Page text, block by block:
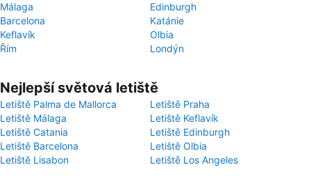
Málaga
Edinburgh
Barcelona
Katánie
Keflavík
Olbia
Řím
Londýn
Nejlepší světová letiště
Letiště Palma de Mallorca
Letiště Praha
Letiště Málaga
Letiště Keflavík
Letiště Catania
Letiště Edinburgh
Letiště Barcelona
Letiště Olbia
Letiště Lisabon
Letiště Los Angeles